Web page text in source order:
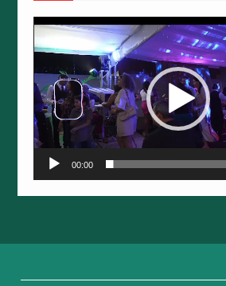
Tocador
de
vídeo
00:00